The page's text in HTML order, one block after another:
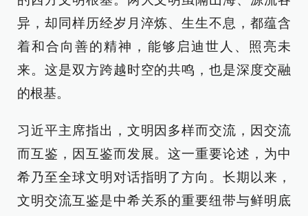
异，却同样历经岁月淬炼、生生不息，都蕴含
着和合向善的精神，能够启迪世人、照亮未
来。这是双方跨越时空的共鸣，也是深度交融
的根基。
习近平主席指出，文明因多样而交流，因交流
而互鉴，因互鉴而发展。这一重要论述，为中
希乃至全球文明对话指明了方向。长期以来，
文明交流互鉴是中希关系的重要纽带与鲜明底